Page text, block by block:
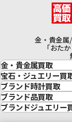
金・貴金
「おた
金・貴金属買取
金買取
金の相場価格情報
金の参考買取価格一
インゴット買取
インゴットの相場価
宝石・ジュエリー買
宝石・ジュエリー買取
ダイヤモンド買取
ダイヤモンド・宝石
リング・結婚指輪買
ブランド時計買取
時計買取
ロレックス買取
ロレックス デイト
ブランド品買取
ブランド買取
ブランドジュエリー